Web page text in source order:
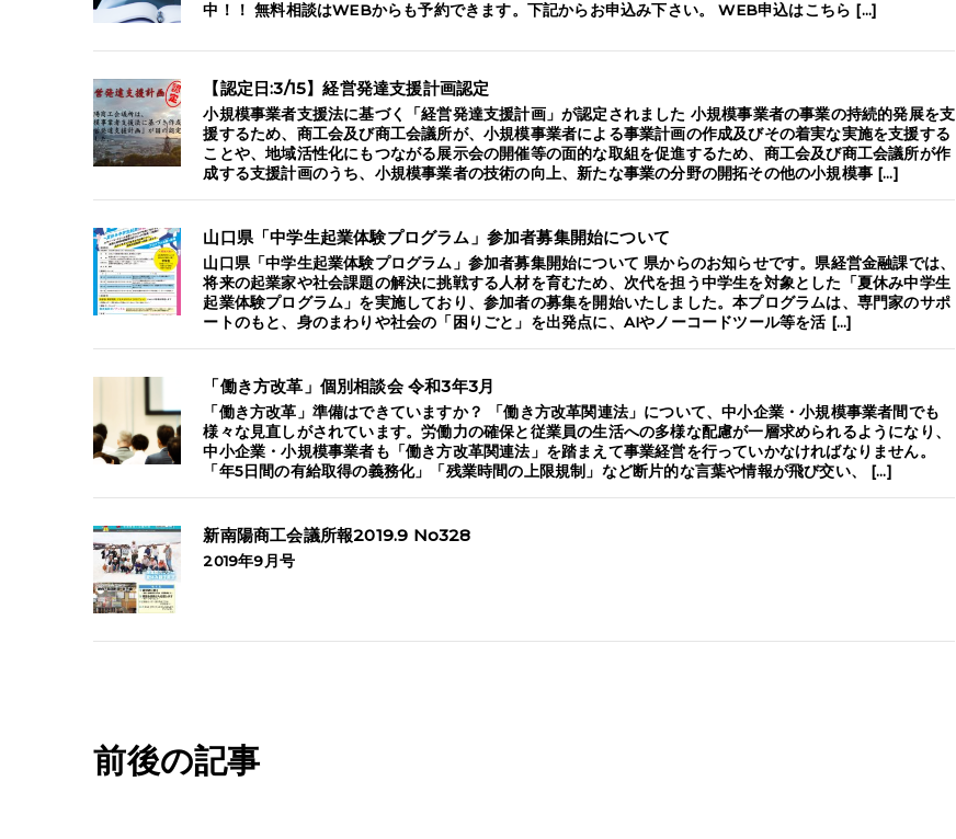
中！！ 無料相談はWEBからも予約できます。下記からお申込み下さい。 WEB申込はこちら […]
【認定日:3/15】経営発達支援計画認定
小規模事業者支援法に基づく「経営発達支援計画」が認定されました 小規模事業者の事業の持続的発展を支
援するため、商工会及び商工会議所が、小規模事業者による事業計画の作成及びその着実な実施を支援する
ことや、地域活性化にもつながる展示会の開催等の面的な取組を促進するため、商工会及び商工会議所が作
成する支援計画のうち、小規模事業者の技術の向上、新たな事業の分野の開拓その他の小規模事 […]
山口県「中学生起業体験プログラム」参加者募集開始について
山口県「中学生起業体験プログラム」参加者募集開始について 県からのお知らせです。県経営金融課では、
将来の起業家や社会課題の解決に挑戦する人材を育むため、次代を担う中学生を対象とした「夏休み中学生
起業体験プログラム」を実施しており、参加者の募集を開始いたしました。本プログラムは、専門家のサポ
ートのもと、身のまわりや社会の「困りごと」を出発点に、AIやノーコードツール等を活 […]
「働き方改革」個別相談会 令和3年3月
「働き方改革」準備はできていますか？ 「働き方改革関連法」について、中小企業・小規模事業者間でも
様々な見直しがされています。労働力の確保と従業員の生活への多様な配慮が一層求められるようになり、
中小企業・小規模事業者も「働き方改革関連法」を踏まえて事業経営を行っていかなければなりません。
「年5日間の有給取得の義務化」「残業時間の上限規制」など断片的な言葉や情報が飛び交い、 […]
新南陽商工会議所報2019.9 No328
2019年9月号
前後の記事